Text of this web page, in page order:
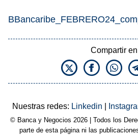
Compartir en
Nuestras redes: Linkedin
© Banca y Negocios 2026 | Todos los
parte de esta página ni las